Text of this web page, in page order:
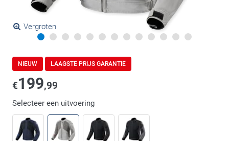
Vergroten
NIEUW LAAGSTE PRIJS GARANTIE
€199,99
Selecteer een uitvoering